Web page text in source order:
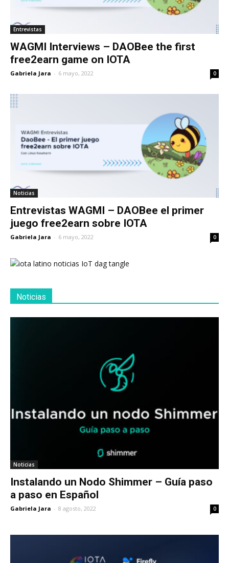
Entrevistas
WAGMI Interviews – DAOBee the first
free2earn game on IOTA
Gabriela Jara - 6 mayo, 2022 0
Noticias
Entrevistas WAGMI – DAOBee el primer
juego free2earn sobre IOTA
Gabriela Jara - 6 mayo, 2022 0
Noticias
Noticias
Instalando un Nodo Shimmer – Guía paso
a paso en Español
Gabriela Jara - 8 agosto, 2022 0